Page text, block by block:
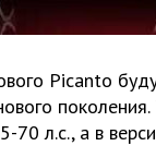
Picanto
70 л.с., а в